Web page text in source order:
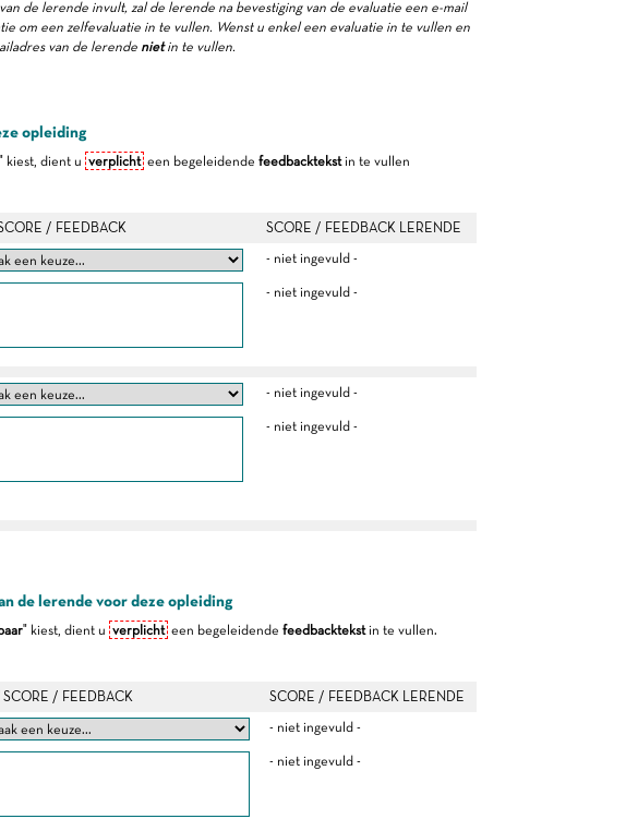
de lerende invult, zal de lerende na bevestiging van de evaluatie een e-mail
om een zelfevaluatie in te vullen. Wenst u enkel een evaluatie in te vullen en
van de lerende nietin te vullen.
opleiding
kiest, dient u verplichteen begeleidende feedbacktekstin te vullen
/ FEEDBACK
SCORE / FEEDBACK LERENDE
- niet ingevuld -
- niet ingevuld -
- niet ingevuld -
- niet ingevuld -
de lerende voor deze opleiding
" kiest, dient u verplichteen begeleidende feedbacktekstin te vullen.
SCORE / FEEDBACK
SCORE / FEEDBACK LERENDE
- niet ingevuld -
- niet ingevuld -